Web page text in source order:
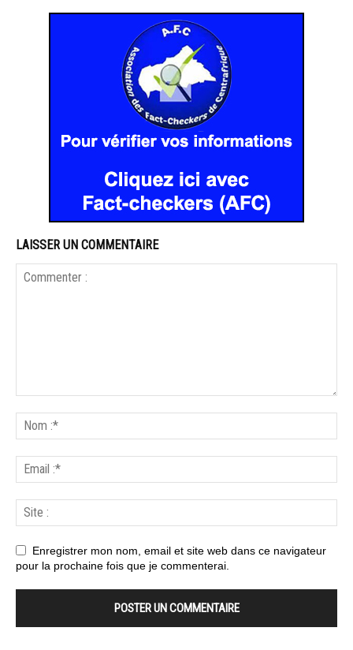
LAISSER UN COMMENTAIRE
Enregistrer mon nom, email et site web dans ce navigateur
pour la prochaine fois que je commenterai.